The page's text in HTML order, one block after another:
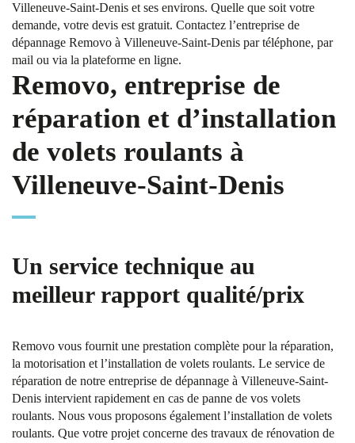
Villeneuve-Saint-Denis et ses environs. Quelle que soit votre
demande, votre devis est gratuit. Contactez l’entreprise de
dépannage Removo à Villeneuve-Saint-Denis par téléphone, par
mail ou via la plateforme en ligne.
Removo, entreprise de
réparation et d’installation
de volets roulants à
Villeneuve-Saint-Denis
Un service technique au
meilleur rapport qualité/prix
Removo vous fournit une prestation complète pour la réparation,
la motorisation et l’installation de volets roulants. Le service de
réparation de notre entreprise de dépannage à Villeneuve-Saint-
Denis intervient rapidement en cas de panne de vos volets
roulants. Nous vous proposons également l’installation de volets
roulants. Que votre projet concerne des travaux de rénovation de